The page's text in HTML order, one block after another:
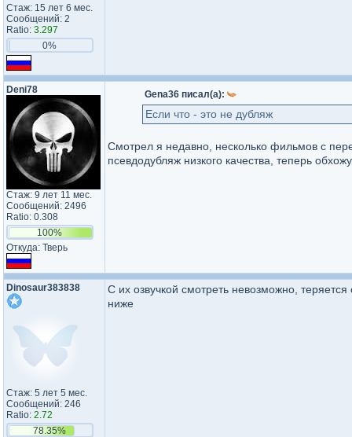
Стаж: 15 лет 6 мес.
Сообщений: 2
Ratio: 3.297
0%
Deni78
Стаж: 9 лет 11 мес.
Сообщений: 2496
Ratio: 0.308
100%
Откуда: Тверь
Gena36 писал(а):
Если что - это не дубляж
Смотрел я недавно, несколько фильмов с
псевдодубляж низкого качества, теперь
Dinosaur383838
Стаж: 5 лет 5 мес.
Сообщений: 246
Ratio: 2.72
78.35%
С их озвучкой смотреть невозможно,
ниже